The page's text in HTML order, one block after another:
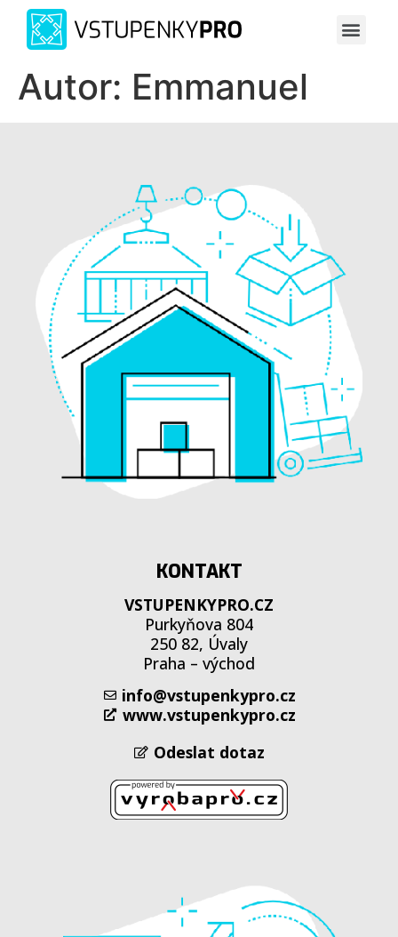
Autor: Emmanuel
KONTAKT
VSTUPENKYPRO.CZ
Purkyňova 804
250 82, Úvaly
Praha – východ
info@vstupenkypro.cz
www.vstupenkypro.cz
Odeslat dotaz